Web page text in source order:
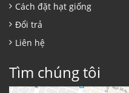
Cách đặt hạt giống
Đổi trả
Liên hệ
Tìm chúng tôi